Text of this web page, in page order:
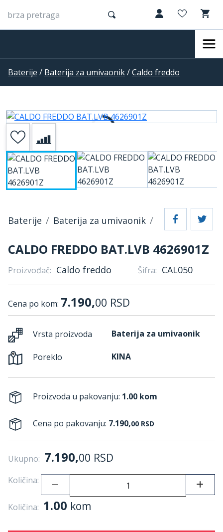
Baterije / Baterija za umivaonik/Caldo freddo
Baterije Baterija za umivaonik
CALDO FREDDO BAT.LVB 4626901Z
Proizvođač: Caldo freddo Šifra: CAL050
Cena po kom: 7.190,00 RSD
Vrsta proizvoda Baterija za umivaonik
Poreklo KINA
Proizvoda u pakovanju: 1.00 kom
Cena po pakovanju: 7.190,00 RSD
Ukupno: 7.190,00 RSD
Količina:
Količina: 1.00 kom